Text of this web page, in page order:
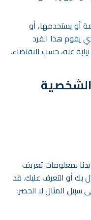
أو يستخدمها، أو
يقوم هذا الفرد
عنه، حسب الاقتضاء.
بمعلومات تعريف
بك أو التعرف عليك. قد
المثال لا الحصر: